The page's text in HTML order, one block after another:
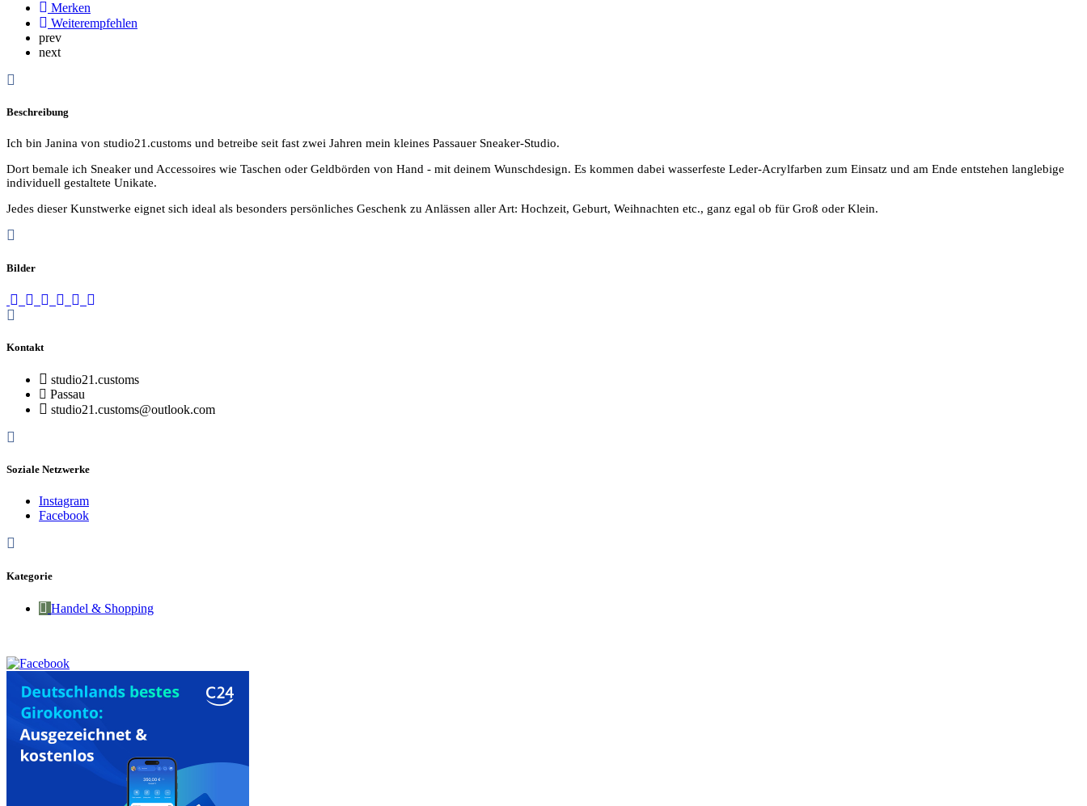
Merken
Weiterempfehlen
prev
next
Beschreibung
Ich bin Janina von studio21.customs und betreibe seit fast zwei Jahren mein kleines Passauer Sneaker-Studio.
Dort bemale ich Sneaker und Accessoires wie Taschen oder Geldbörden von Hand - mit deinem Wunschdesign. Es kommen dabei wasserfeste Leder-Acrylfarben zum Einsatz und am Ende entstehen langlebige
individuell gestaltete Unikate.
Jedes dieser Kunstwerke eignet sich ideal als besonders persönliches Geschenk zu Anlässen aller Art: Hochzeit, Geburt, Weihnachten etc., ganz egal ob für Groß oder Klein.
Bilder
Kontakt
studio21.customs
Passau
studio21.customs@outlook.com
Soziale Netzwerke
Instagram
Facebook
Kategorie
Handel & Shopping